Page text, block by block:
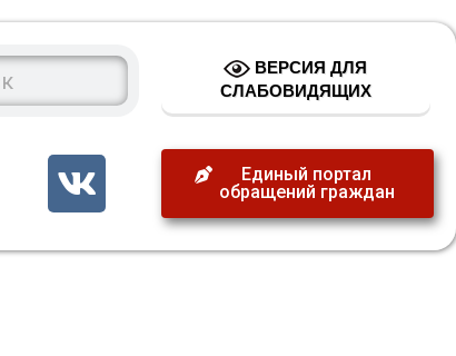
ВЕРСИЯ ДЛЯ
СЛАБОВИДЯЩИХ
Единый портал
обращений граждан